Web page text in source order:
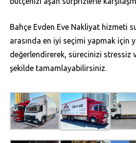
Bahçe Evden Eve Nakliyat hizmeti
arasında en iyi seçimi yapmak için
değerlendirerek, sürecinizi stressiz
şekilde tamamlayabilirsiniz.